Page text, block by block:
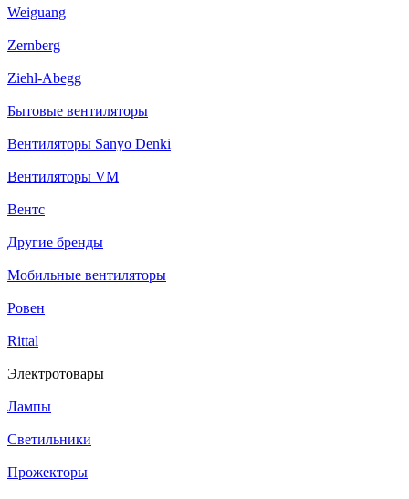
Weiguang
Zernberg
Ziehl-Abegg
Бытовые вентиляторы
Вентиляторы Sanyo Denki
Вентиляторы VM
Вентс
Другие бренды
Мобильные вентиляторы
Ровен
Rittal
Электротовары
Лампы
Светильники
Прожекторы